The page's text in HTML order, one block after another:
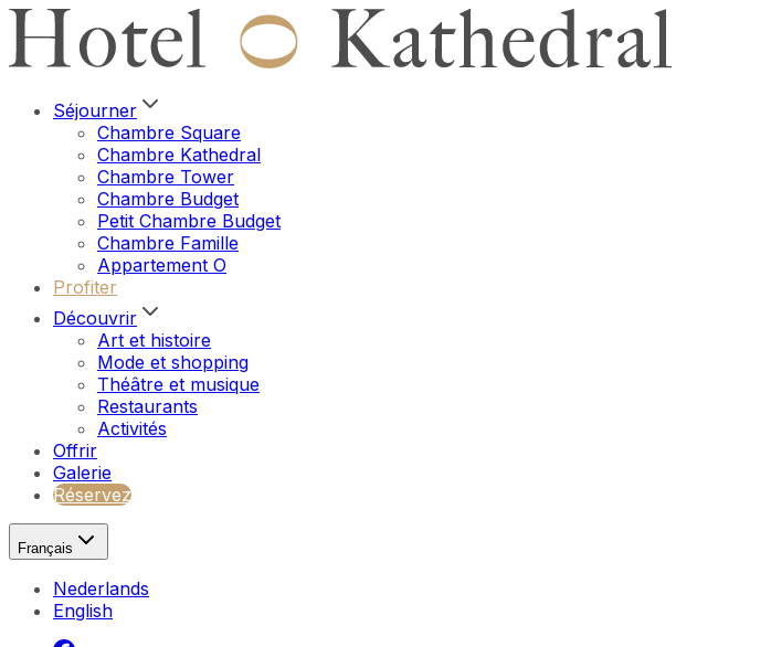
Séjourner
Chambre Square
Chambre Kathedral
Chambre Tower
Chambre Budget
Petit Chambre Budget
Chambre Famille
Appartement O
Profiter
Découvrir
Art et histoire
Mode et shopping
Théâtre et musique
Restaurants
Activités
Offrir
Galerie
Réservez
Français
Nederlands
English